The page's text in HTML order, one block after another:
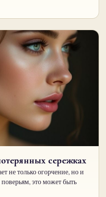
сережках
не только огорчение, но и
это может быть